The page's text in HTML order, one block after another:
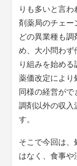
りも多いと言
剤薬局のチェー
どの異業種も調
め、大小問わず
り組みを始める
薬価改定により
同様の経営が
調剤以外の収入
す。
そこで今回は、
はなく、食事や